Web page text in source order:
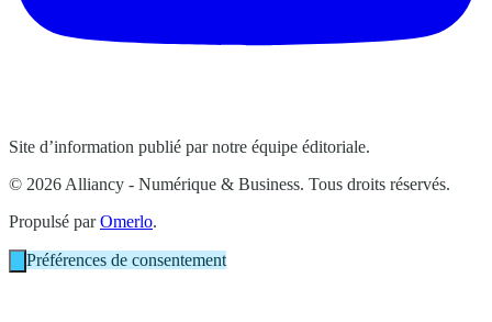
Site d’information publié par notre équipe éditoriale.
© 2026 Alliancy - Numérique & Business. Tous droits réservés.
Propulsé parOmerlo.
Préférences de consentement